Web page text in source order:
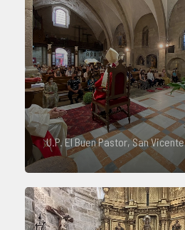
U.P. El Buen Pastor, San Vicente